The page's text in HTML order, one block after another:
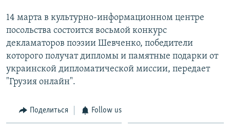
14 марта в культурно-информационном центре
посольства состоится восьмой конкурс
декламаторов поэзии Шевченко, победители
которого получат дипломы и памятные подарки от
украинской дипломатической миссии, передает
"Грузия онлайн".
Поделиться Follow us